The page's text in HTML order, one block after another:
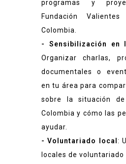
programas y
Fundación
Colombia.
- Sensibilización en
Organizar charlas,
documentales o
en tu área para
sobre la situación
Colombia y cómo las
ayudar.
- Voluntariado local :
locales de